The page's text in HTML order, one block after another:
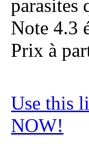
parasites
Note4.3
Prix à
Use this
NOW!